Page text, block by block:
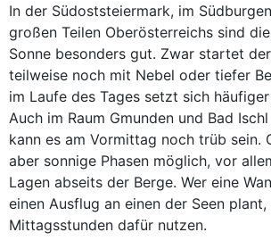
In der Südoststeiermark, im
großen Teilen Oberösterreichs sind
Sonne besonders gut. Zwar startet
teilweise noch mit Nebel oder tiefer
im Laufe des Tages setzt sich
Auch im Raum Gmunden und Bad
kann es am Vormittag noch trüb sein.
aber sonnige Phasen möglich, vor
Lagen abseits der Berge. Wer eine
einen Ausflug an einen der Seen
Mittagsstunden dafür nutzen.